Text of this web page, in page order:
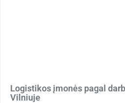
Logistikos įmonės pagal
Vilniuje